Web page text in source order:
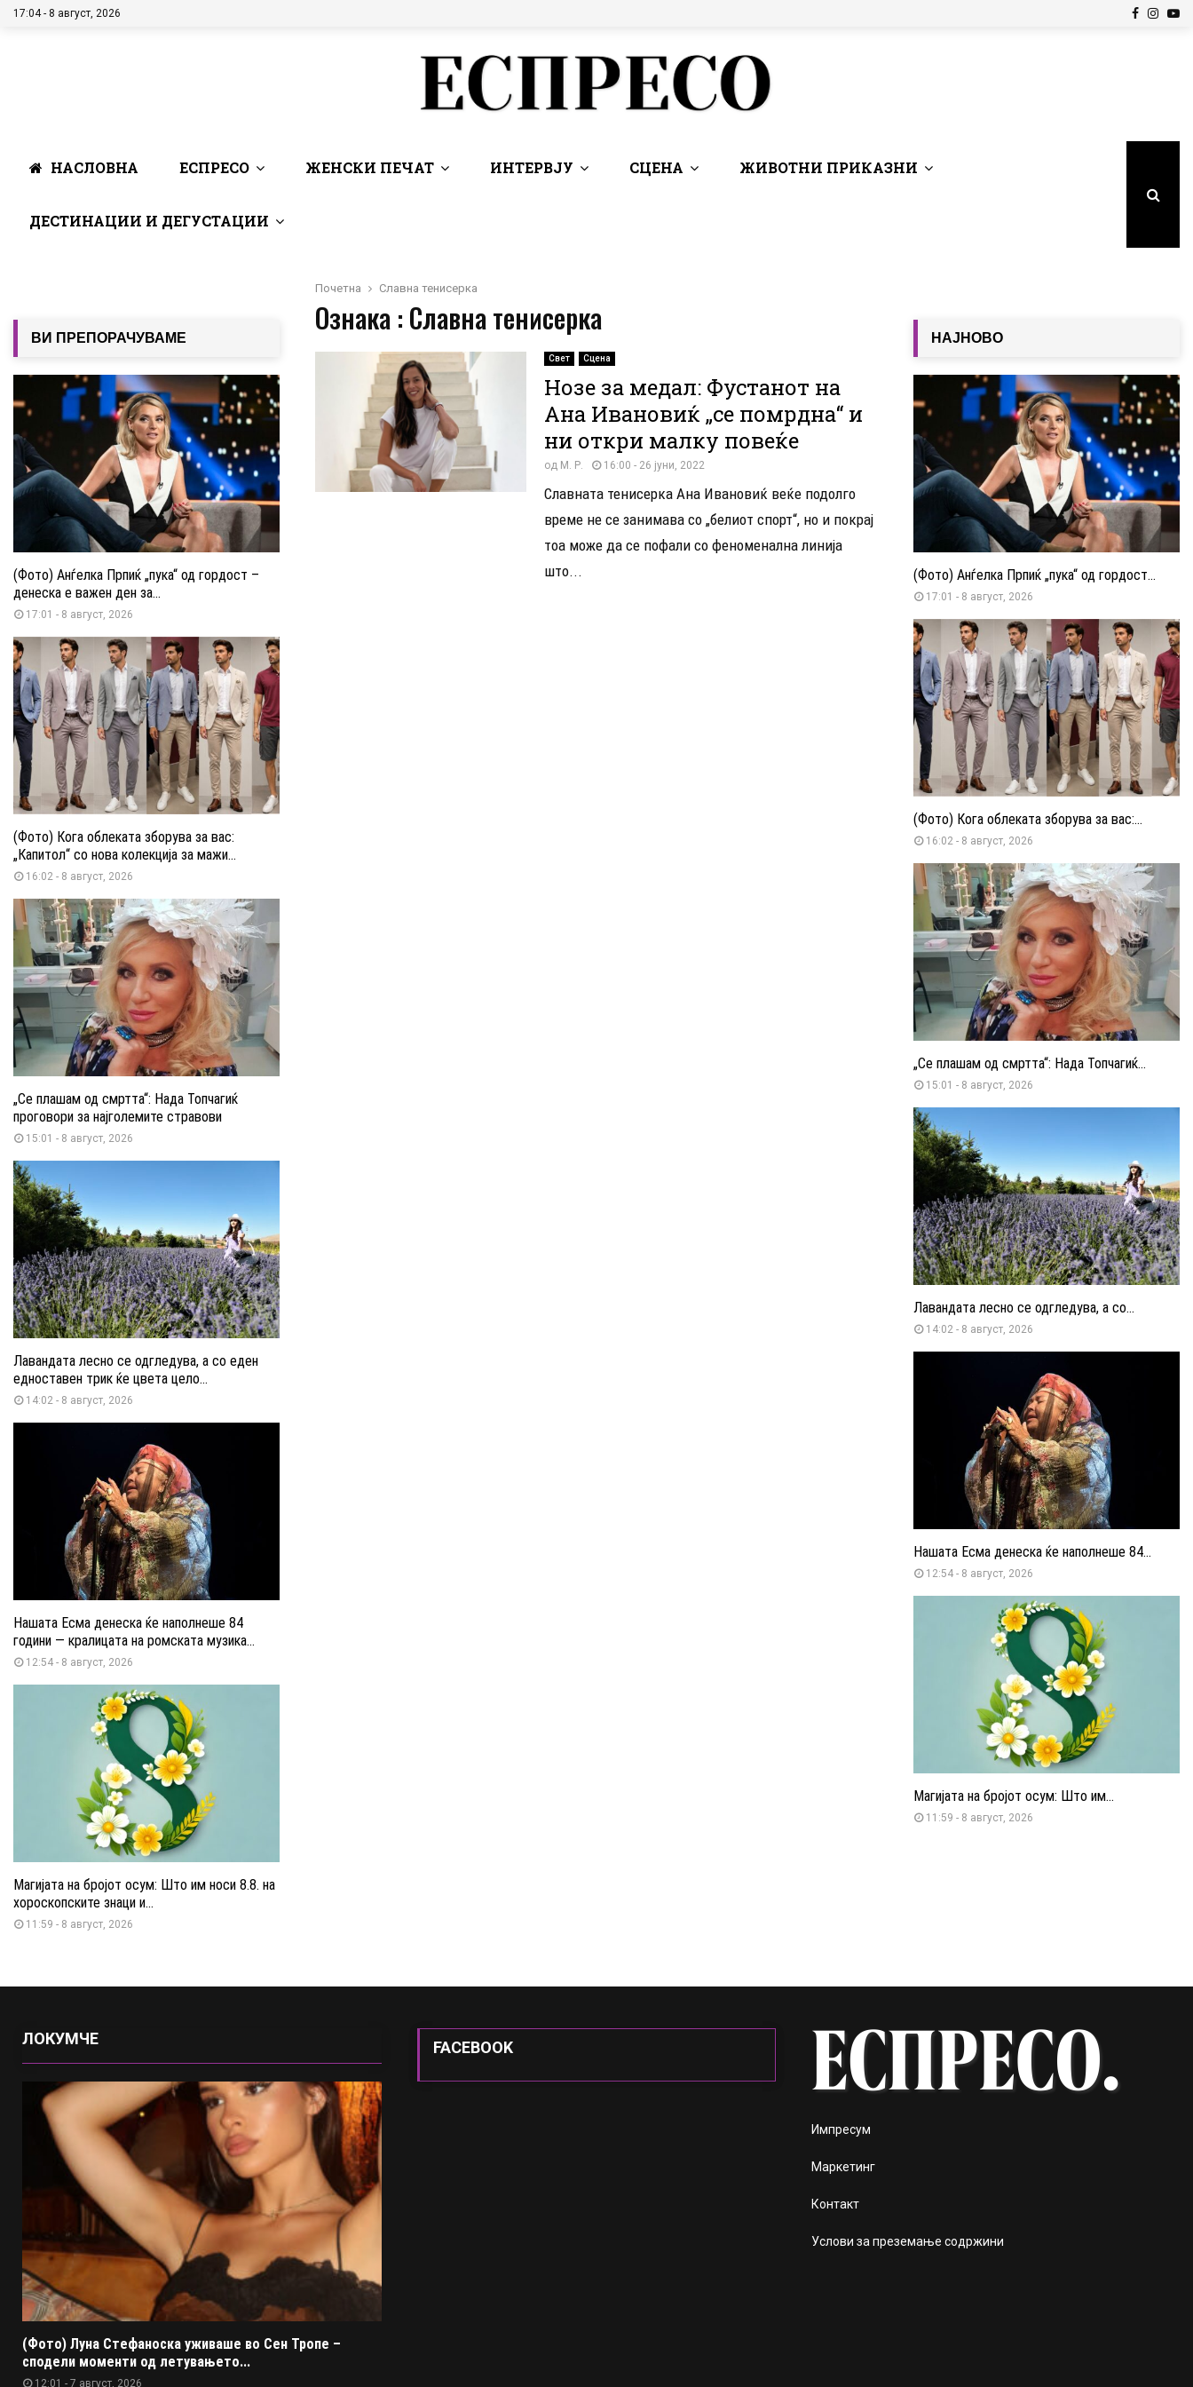
17:04 - 8 август, 2026 Facebook
НАСЛОВНА ЕСПРЕСО ЖЕНСКИ ПЕЧАТ ИНТЕРВЈУ СЦЕНА ЖИВОТНИ ПРИКАЗНИ
ДЕСТИНАЦИИ И ДЕГУСТАЦИИ
Почетна Славна тенисерка
Ознака : Славна тенисерка
Свет Сцена
Нозе за медал: Фустанот на
Ана Ивановиќ „се помрдна“ и
ни откри малку повеќе
од М. Р. 16:00 - 26 јуни, 2022
Славната тенисерка Ана Ивановиќ веќе подолго
време не се занимава со „белиот спорт“, но и покрај
тоа може да се пофали со феноменална линија
што...
ВИ ПРЕПОРАЧУВАМЕ
(Фото) Анѓелка Прпиќ „пука“ од гордост –
денеска е важен ден за...
17:01 - 8 август, 2026
(Фото) Кога облеката зборува за вас:
„Капитол“ со нова колекција за мажи...
16:02 - 8 август, 2026
„Се плашам од смртта“: Нада Топчагиќ
проговори за најголемите стравови
15:01 - 8 август, 2026
Лавандата лесно се одгледува, а со еден
едноставен трик ќе цвета цело...
14:02 - 8 август, 2026
Нашата Есма денеска ќе наполнеше 84
години — кралицата на ромската музика...
12:54 - 8 август, 2026
Магијата на бројот осум: Што им носи 8.8. на
хороскопските знаци и...
11:59 - 8 август, 2026
НАЈНОВО
(Фото) Анѓелка Прпиќ „пука“ од гордост...
17:01 - 8 август, 2026
(Фото) Кога облеката зборува за вас:...
16:02 - 8 август, 2026
„Се плашам од смртта“: Нада Топчагиќ...
15:01 - 8 август, 2026
Лавандата лесно се одгледува, а со...
14:02 - 8 август, 2026
Нашата Есма денеска ќе наполнеше 84...
12:54 - 8 август, 2026
Магијата на бројот осум: Што им...
11:59 - 8 август, 2026
ЛОКУМЧЕ
(Фото) Луна Стефаноска уживаше во Сен Тропе –
сподели моменти од летувањето...
12:01 - 7 август, 2026
FACEBOOK
Импресум
Маркетинг
Контакт
Услови за преземање содржини